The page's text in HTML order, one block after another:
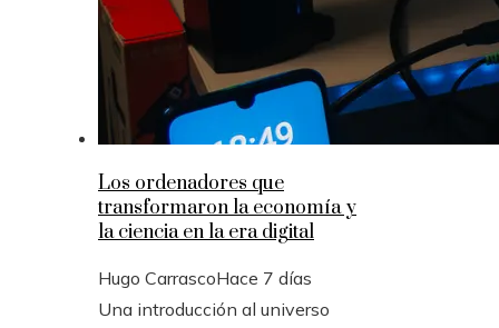
Los ordenadores que
transformaron la economía y
la ciencia en la era digital
Hugo CarrascoHace 7 días
Una introducción al universo